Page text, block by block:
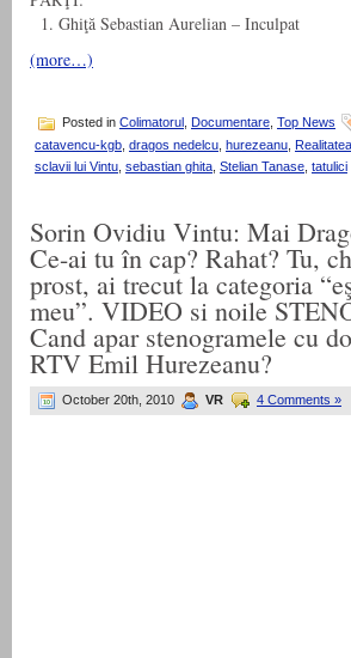
1. Ghiţă Sebastian Aurelian – Inculpat
(more…)
Posted in Colimatorul Documentare Top News
catavencu-kgb, dragos nedelcu, hurezeanu,
sclavii lui Vintu sebastian ghita Stelian Tanase tatulici
Sorin Ovidiu Vintu: Mai
Ce-ai tu în cap? Rahat? Tu,
prost, ai trecut la categoria
meu”. VIDEO si noile
Cand apar stenogramele cu
RTV Emil Hurezeanu?
October 20th, 2010 VR 4 Comments »